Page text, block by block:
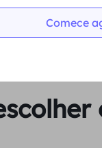
Comece